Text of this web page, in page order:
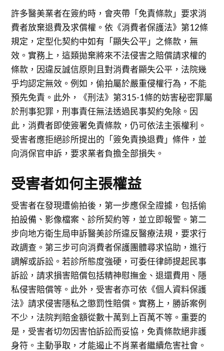
許多醫美業者在簽約時，會夾帶「免責條款」要求消
費者放棄退費及求償權。依《消費者保護法》第12條
規定，定型化契約中如有「顯失公平」之條款，無
效。實務上，這類拋棄將來不法侵害之賠償請求權的
條款，因違反誠信原則且對消費者顯失公平，法院幾
乎均認定無效。例如，偷拍屬於嚴重侵權行為，不能
預先免責。此外，《刑法》第315-1條的妨害秘密罪屬
於刑事犯罪，刑事責任無法透過民事契約免除。因
此，消費者即使簽署免責條款，仍可依法主張權利。
受害者應拒絕診所提出的「簽免責換退費」條件，並
向消保官申訴，要求業者負擔全部損失。
受害者如何主張權益
受害者在發現遭偷拍後，第一步應保全證據，包括偷
拍設備、影像檔案、診所契約等，並立即報警。第二
步向地方衛生局申訴醫美診所違反醫療法規，要求行
政調查。第三步可向消費者保護團體尋求協助，進行
調解或訴訟。若診所態度強硬，可委任律師提起民事
訴訟，請求損害賠償包括精神慰撫金、退還費用、隱
私侵害賠償等。此外，受害者亦可依《個人資料保護
法》請求侵害隱私之懲罰性賠償。實務上，勝訴案例
不少，法院判賠金額從數十萬到上百萬不等。重要的
是，受害者切勿因害怕訴訟而妥協，免責條款絕非護
身符。主動爭取，才能遏止不肖業者繼續危害社會。